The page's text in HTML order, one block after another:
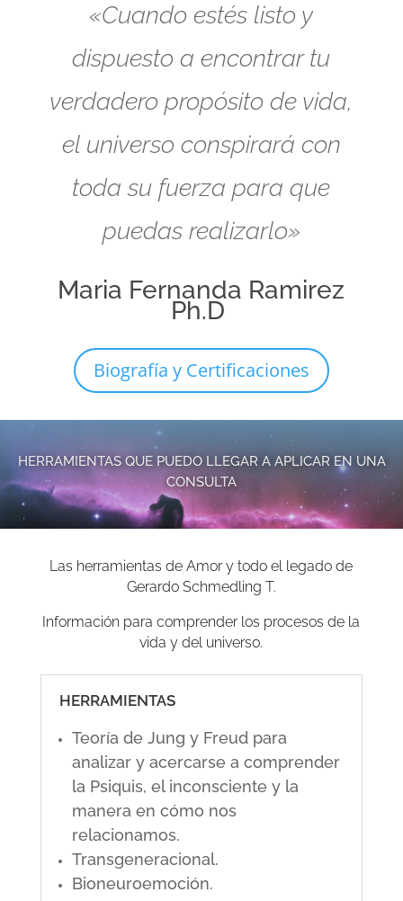
«Cuando estés listo y
dispuesto a encontrar tu
verdadero propósito de vida,
el universo conspirará con
toda su fuerza para que
puedas realizarlo»
Maria Fernanda Ramirez
Ph.D
Biografía y Certificaciones
HERRAMIENTAS QUE PUEDO LLEGAR A APLICAR EN UNA
CONSULTA
Las herramientas de Amor y todo el legado de
Gerardo Schmedling T.
Información para comprender los procesos de la
vida y del universo.
HERRAMIENTAS
Teoría de Jung y Freud para
analizar y acercarse a comprender
la Psiquis, el inconsciente y la
manera en cómo nos
relacionamos.
Transgeneracional.
Bioneuroemoción.